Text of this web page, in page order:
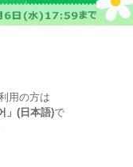
用の方は
」(日本語)で